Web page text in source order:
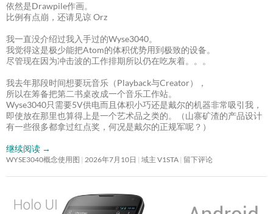
依然是Drawpile作画。
比例有点崩，还请见谅 Orz
我一直没介绍过我入手过的Wyse3040。
我觉得这是极少能把Atom的体积优势用到极致的设备。
尽管现在因为冲击波的工作排期所以仍在吃灰着。。。
我去年那段时间想要玩音乐（Playback与Creator），
所以在筹备把第二书桌改成一个音乐工作站。
Wyse3040只需要5V供电而且体积小巧还是戴尔的机器非常吸引我，
即使放在那里也算得上是一个艺术品之类的。（山寨矿渣的产品设计
有一些很多都拿过红点奖，何况是戴尔的正规军呢？）
继续阅读 →
WYSE3040概念使用图 2026年7月10日 域主 V1STA 留下评论